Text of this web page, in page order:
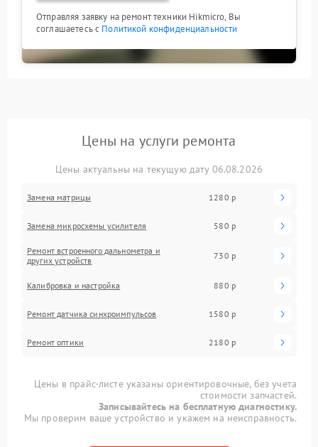
Отправляя заявку на ремонт техники Hikmicro, Вы
соглашаетесь с Политикой конфиденциальности
Цены на услуги ремонта
Цены актуальны на текущую дату 06.08.2026
Замена матрицы 1280 р
Замена микросхемы усилителя 580 р
Ремонт встроенного дальнометра и
других устройств
730 р
Калибровка и настройка 880 р
Ремонт датчика синхроимпульсов 1580 р
Ремонт оптики 2180 р
Цены в прайс-листе указаны ориентировочные, без учета
стоимости запчастей.
Записывайтесь на бесплатную диагностику.
Мы проверим ваше устройство и укажем на неисправность.